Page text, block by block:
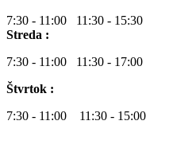
7:30 - 11:00 11:30 - 15:30
Streda :
7:30 - 11:00 11:30 - 17:00
Štvrtok :
7:30 - 11:00 11:30 - 15:00